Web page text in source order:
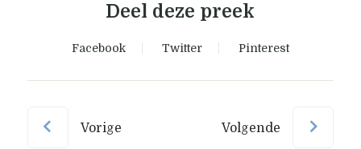
Deel deze preek
Facebook Twitter Pinterest
Vorige Volgende